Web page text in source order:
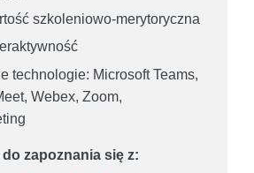
szkoleniowo-merytoryczna
technologie: Microsoft Teams,
Webex, Zoom,
zapoznania się z: